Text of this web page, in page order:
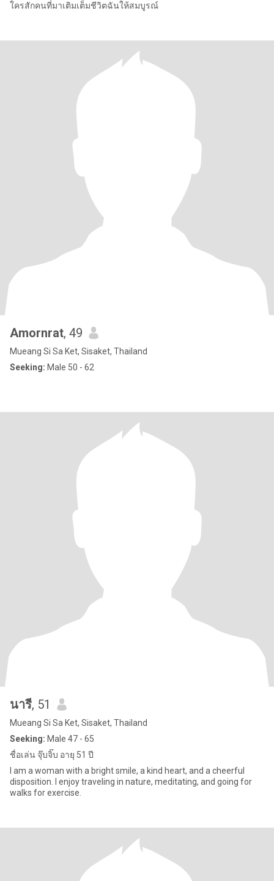
ใครสักคนที่มาเติมเต็มชีวิตฉันให้สมบูรณ์
Amornrat, 49
Mueang Si Sa Ket, Sisaket, Thailand
Seeking: Male 50 - 62
นารี, 51
Mueang Si Sa Ket, Sisaket, Thailand
Seeking: Male 47 - 65
ชื่อเล่น จุ๊บจิ๊บ อายุ 51 ปี
I am a woman with a bright smile, a kind heart, and a cheerful
disposition. I enjoy traveling in nature, meditating, and going for
walks for exercise.